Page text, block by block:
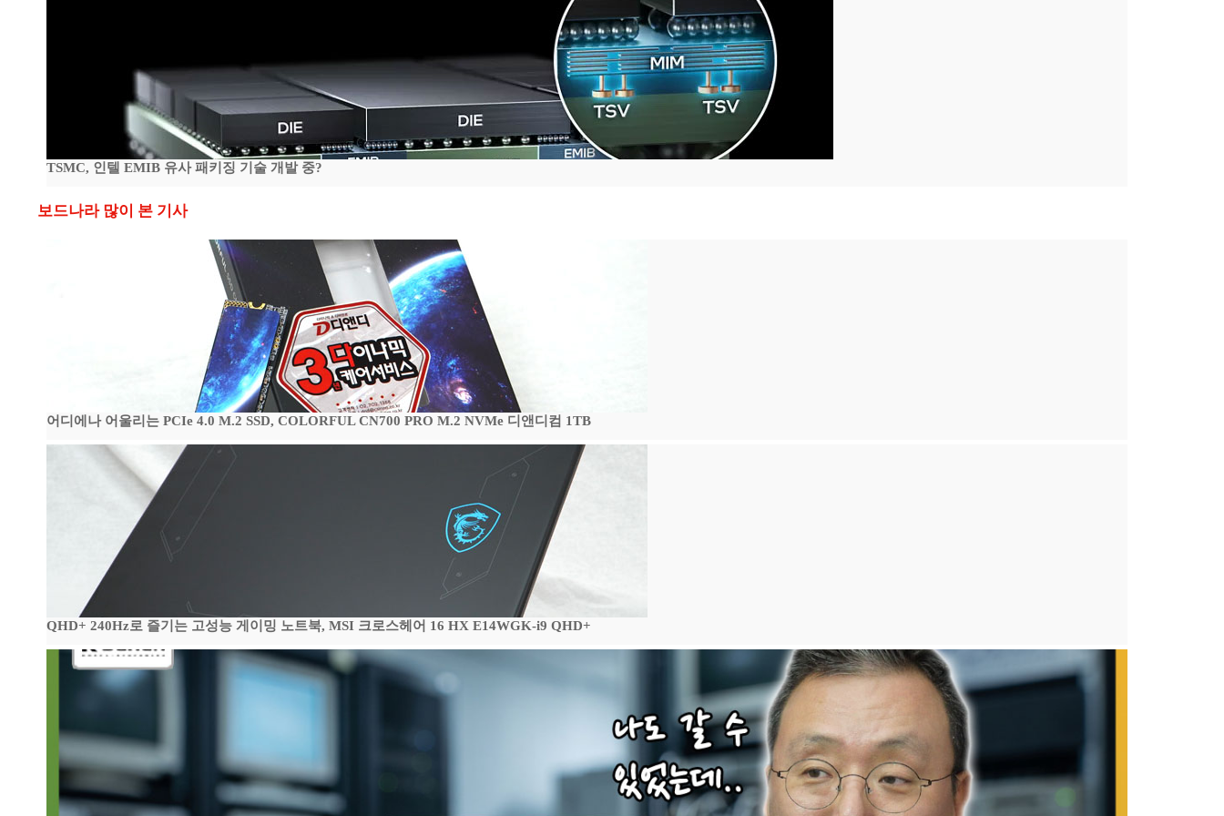
TSMC, 인텔 EMIB 유사 패키징 기술 개발 중?
보드나라 많이 본 기사
어디에나 어울리는 PCIe 4.0 M.2 SSD, COLORFUL CN700 PRO M.2 NVMe 디앤디컴 1TB
QHD+ 240Hz로 즐기는 고성능 게이밍 노트북, MSI 크로스헤어 16 HX E14WGK-i9 QHD+